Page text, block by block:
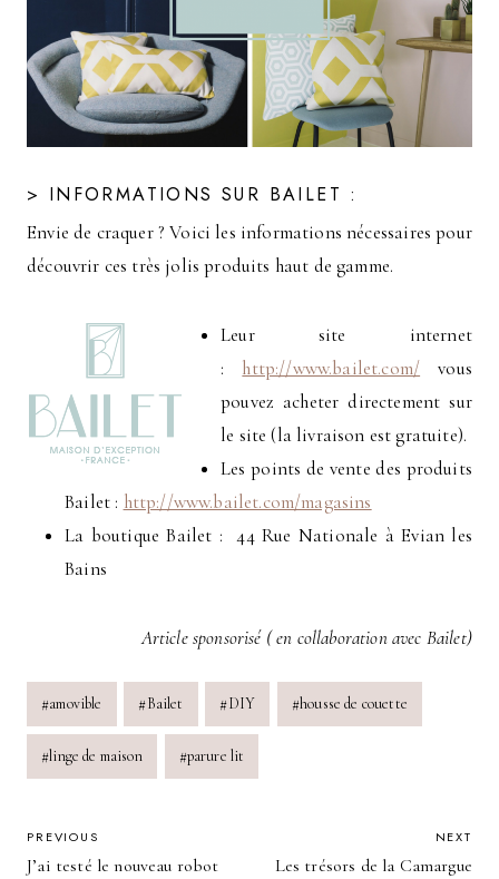
> INFORMATIONS SUR BAILET :
Envie de craquer ? Voici les informations nécessaires pour
découvrir ces très jolis produits haut de gamme.
Leur site internet
: http://www.bailet.com/ vous
pouvez acheter directement sur
le site (la livraison est gratuite).
Les points de vente des produits
Bailet : http://www.bailet.com/magasins
La boutique Bailet : 44 Rue Nationale à Evian les
Bains
Article sponsorisé ( en collaboration avec Bailet)
Post
Tags:
#amovible #Bailet #DIY #housse de couette
#linge de maison #parure lit
POST
PREVIOUS
J’ai testé le nouveau robot
NEXT
Les trésors de la Camargue